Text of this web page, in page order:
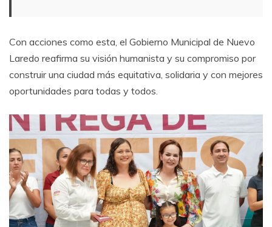
Con acciones como esta, el Gobierno Municipal de Nuevo
Laredo reafirma su visión humanista y su compromiso por
construir una ciudad más equitativa, solidaria y con mejores
oportunidades para todas y todos.